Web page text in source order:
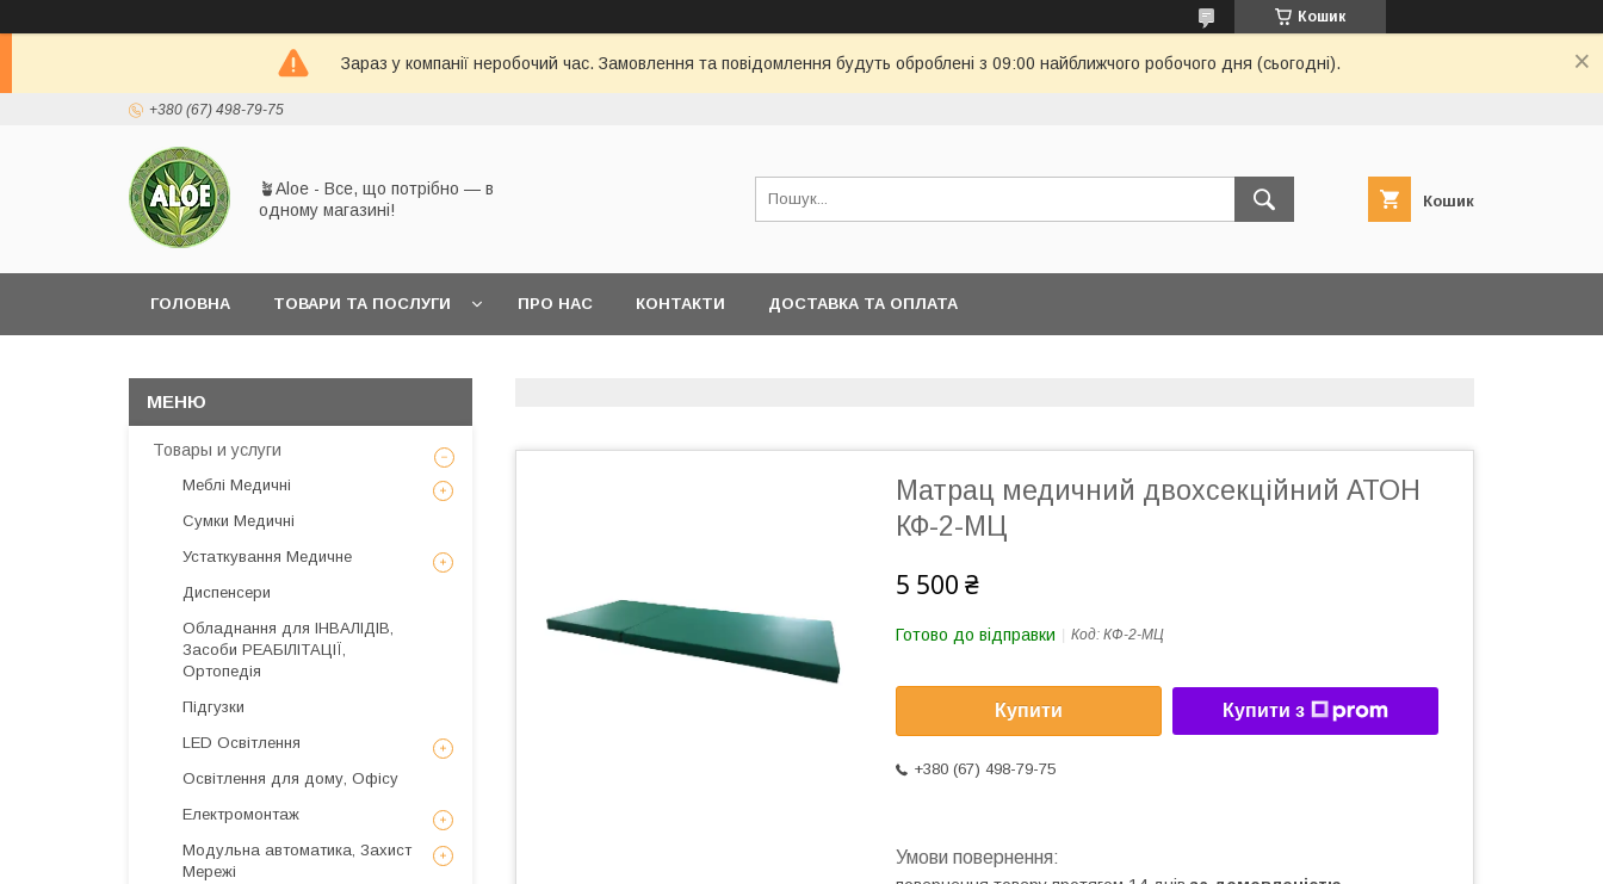
Кошик
Зараз у компанії неробочий час. Замовлення та повідомлення будуть оброблені з 09:00 найближчого робочого дня (сьогодні).
+380 (67) 498-79-75
🪴Aloe - Все, що потрібно — в
одному магазині!
Кошик
ГОЛОВНА ТОВАРИ ТА ПОСЛУГИ ПРО НАС КОНТАКТИ ДОСТАВКА ТА ОПЛАТА
Матрац медичний двохсекційний АТОН
КФ-2-МЦ
5 500 ₴
Готово до відправки Код: КФ-2-МЦ
Купити Купити з
+380 (67) 498-79-75
Товары и услуги
Меблі Медичні
Сумки Медичні
Устаткування Медичне
Диспенсери
Обладнання для ІНВАЛІДІВ,
Засоби РЕАБІЛІТАЦІЇ,
Ортопедія
Підгузки
LED Освітлення
Освітлення для дому, Офісу
Електромонтаж
Модульна автоматика, Захист
Мережі